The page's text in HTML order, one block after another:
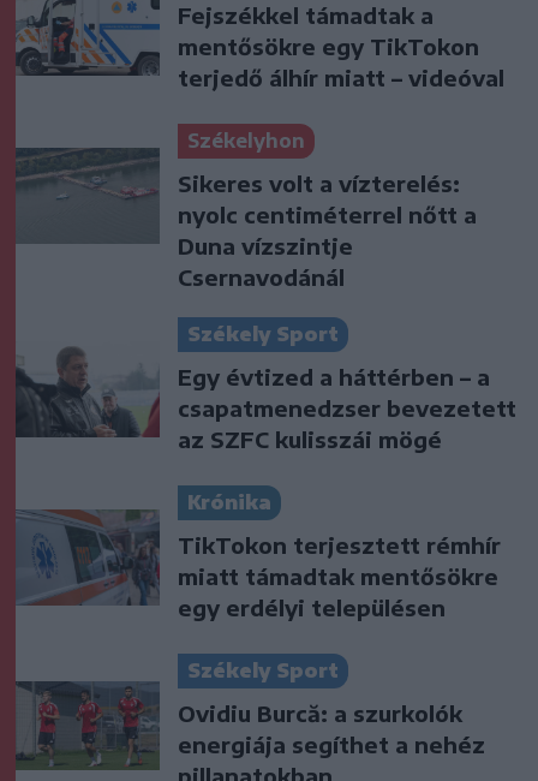
Fejszékkel támadtak a
mentősökre egy TikTokon
terjedő álhír miatt – videóval
Székelyhon
Sikeres volt a vízterelés:
nyolc centiméterrel nőtt a
Duna vízszintje
Csernavodánál
Székely Sport
Egy évtized a háttérben – a
csapatmenedzser bevezetett
az SZFC kulisszái mögé
Krónika
TikTokon terjesztett rémhír
miatt támadtak mentősökre
egy erdélyi településen
Székely Sport
Ovidiu Burcă: a szurkolók
energiája segíthet a nehéz